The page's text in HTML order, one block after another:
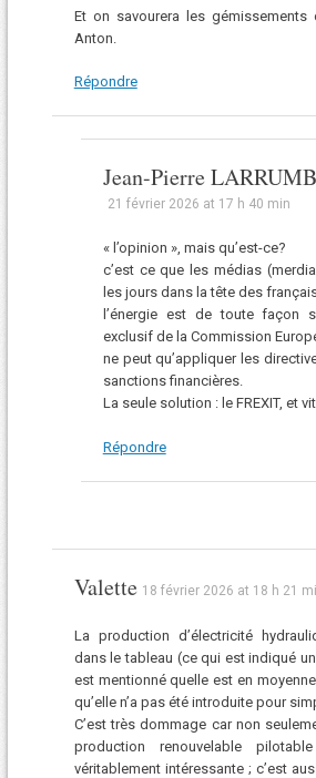
Et on savourera les gémissements
Anton.
Répondre
Jean-Pierre
21 février 2026 at 17 h 40 min
« l’opinion », mais qu’est-ce?
c’est ce que les médias
les jours dans la tête des
l’énergie est de toute façon
exclusif de la Commission
ne peut qu’appliquer les
sanctions financières.
La seule solution : le FREXIT, et
Répondre
Valette 18 février 2026 at 18 h 21
La production d’électricité
dans le tableau (ce qui est indiqué
est mentionné quelle est en
qu’elle n’a pas été introduite pour
C’est très dommage car non
production renouvelable
véritablement intéressante ; c’est